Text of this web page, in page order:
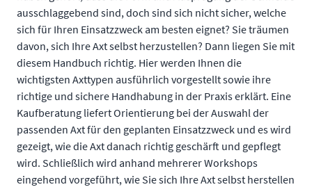
ausschlaggebend sind, doch sind sich nicht sicher, welche
sich für Ihren Einsatzzweck am besten eignet? Sie träumen
davon, sich Ihre Axt selbst herzustellen? Dann liegen Sie mit
diesem Handbuch richtig. Hier werden Ihnen die
wichtigsten Axttypen ausführlich vorgestellt sowie ihre
richtige und sichere Handhabung in der Praxis erklärt. Eine
Kaufberatung liefert Orientierung bei der Auswahl der
passenden Axt für den geplanten Einsatzzweck und es wird
gezeigt, wie die Axt danach richtig geschärft und gepflegt
wird. Schließlich wird anhand mehrerer Workshops
eingehend vorgeführt, wie Sie sich Ihre Axt selbst herstellen